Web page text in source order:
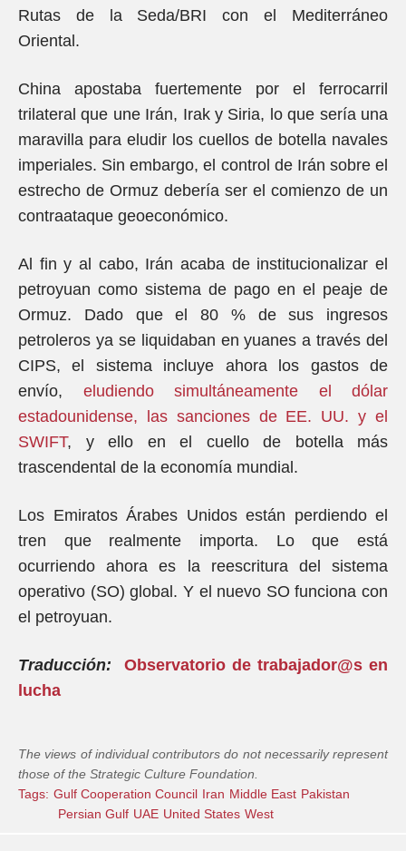
Rutas de la Seda/BRI con el Mediterráneo
Oriental.
China apostaba fuertemente por el ferrocarril
trilateral que une Irán, Irak y Siria, lo que sería una
maravilla para eludir los cuellos de botella navales
imperiales. Sin embargo, el control de Irán sobre el
estrecho de Ormuz debería ser el comienzo de un
contraataque geoeconómico.
Al fin y al cabo, Irán acaba de institucionalizar el
petroyuan como sistema de pago en el peaje de
Ormuz. Dado que el 80 % de sus ingresos
petroleros ya se liquidaban en yuanes a través del
CIPS, el sistema incluye ahora los gastos de
envío, eludiendo simultáneamente el dólar
estadounidense, las sanciones de EE. UU. y el
SWIFT, y ello en el cuello de botella más
trascendental de la economía mundial.
Los Emiratos Árabes Unidos están perdiendo el
tren que realmente importa. Lo que está
ocurriendo ahora es la reescritura del sistema
operativo (SO) global. Y el nuevo SO funciona con
el petroyuan.
Traducción:
Observatorio de trabajador@s en
lucha
The views of individual contributors do not necessarily represent
those of the Strategic Culture Foundation.
Tags: Gulf Cooperation Council Iran Middle East Pakistan
Persian Gulf UAE United States West